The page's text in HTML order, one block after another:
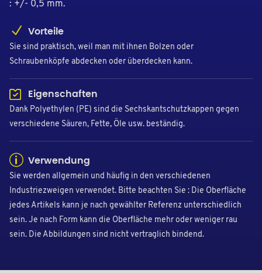
: +/- 0,5 mm.
Vorteile
Sie sind praktisch, weil man mit ihnen Bolzen oder
Schraubenköpfe abdecken oder überdecken kann.
Eigenschaften
Dank Polyethylen (PE) sind die Sechskantschutzkappen gegen
verschiedene Säuren, Fette, Öle usw. beständig.
Verwendung
Sie werden allgemein und häufig in den verschiedenen
Industriezweigen verwendet. Bitte beachten Sie : Die Oberfläche
jedes Artikels kann je nach gewählter Referenz unterschiedlich
sein. Je nach Form kann die Oberfläche mehr oder weniger rau
sein. Die Abbildungen sind nicht vertraglich bindend.